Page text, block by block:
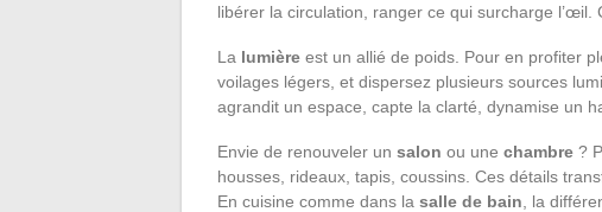
libérer la circulation, ranger ce qui surcharge
La lumière est un allié de poids. Pour en profiter
voilages légers, et dispersez plusieurs sources
agrandit un espace, capte la clarté, dynamise un
Envie de renouveler un salon ou une chambre ?
housses, rideaux, tapis, coussins. Ces détails
En cuisine comme dans la salle de bain , la